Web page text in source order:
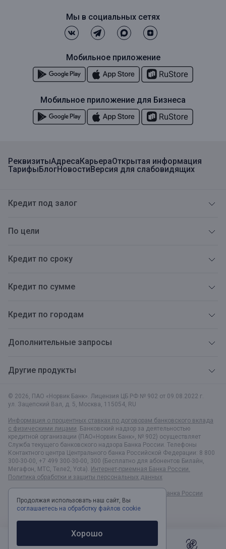
© 2026, ПАО «Норвик Банк». Лицензия ЦБ РФ № 902 от 09.08.2022 г.
ул. Зацепский Вал, д. 5, Москва, 115054, RU
Информация о процентных ставках по договорам банковского вклада
с физическими лицами. Банковский надзор за деятельностью
кредитной организации (ПАО«Норвик Банк», № 902) осуществляет
Служба текущего банковского надзора Банка России. Телефоны
Контактного центра Центрального банка Российской Федерации: 8 800
300-30-00, +7 499 300-30-00, 300 (Бесплатно для абонентов Билайн,
Мегафон, МТС, Теле2, Yota). Интернет-приемная Банка России.
Политика обработки и защиты персональных данных
Раскрытие информации в соответствии c Указанием Банка России
№6496-У
РеквизитыАдресаКарьераОткрытая информация
ТарифыБлогНовостиВерсия для слабовидящих
Кредит под залог
По цели
Кредит по сроку
Кредит по сумме
Кредит по городам
Дополнительные запросы
Другие продукты
Мы в социальных сетях
Мобильное приложение
Мобильное приложение для Бизнеса
Продолжая использовать наш сайт, Вы
соглашаетесь на обработку файлов cookie
Хорошо